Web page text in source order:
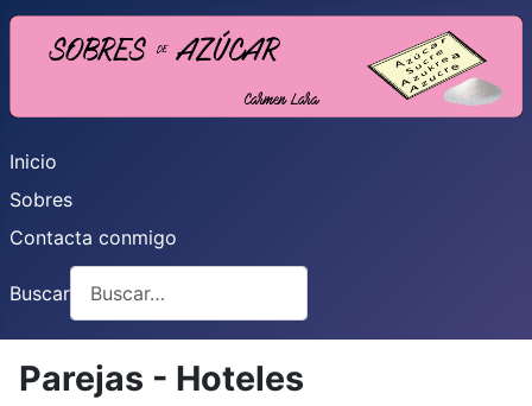
Inicio
Sobres
Contacta conmigo
Buscar
Parejas - Hoteles